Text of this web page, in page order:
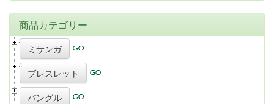
商品カテゴリー
ミサンガ
ブレスレット
バングル